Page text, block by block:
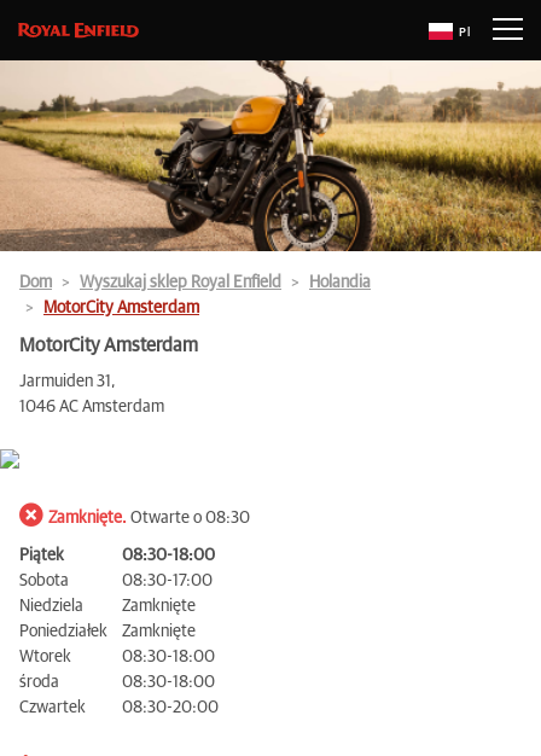
Pl
Dom Wyszukaj sklep Royal Enfield
Holandia
MotorCity Amsterdam
MotorCity Amsterdam
Jarmuiden 31,
1046 AC Amsterdam
Zamknięte. Otwarte o 08:30
Piątek
08:30-18:00
Sobota
08:30-17:00
Niedziela
Zamknięte
Poniedziałek
Zamknięte
Wtorek
08:30-18:00
środa
08:30-18:00
Czwartek
08:30-20:00